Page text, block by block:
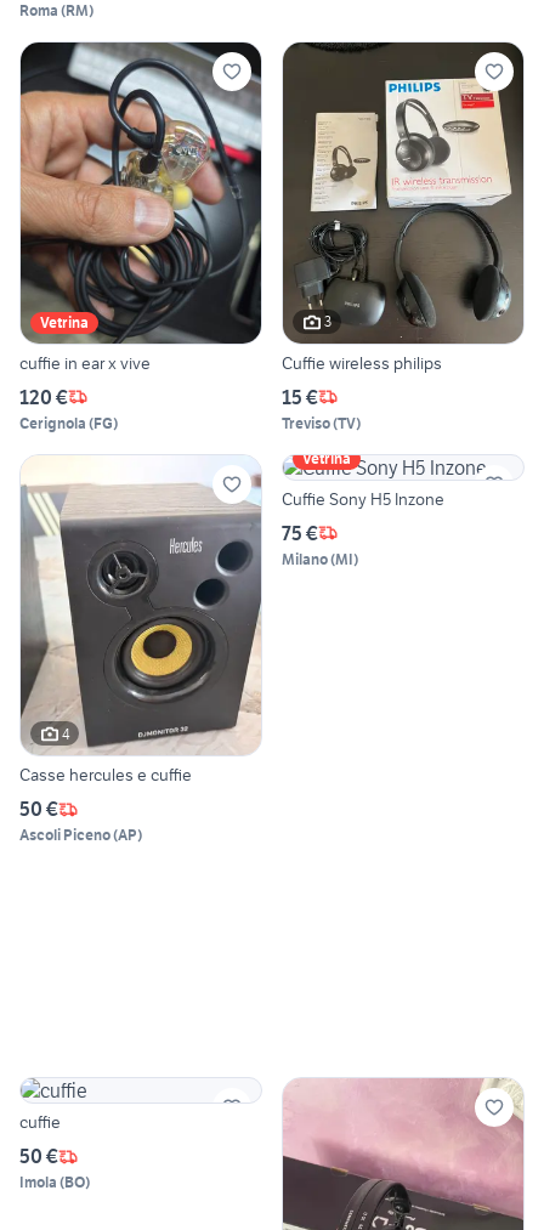
Roma (RM)
Vetrina
cuffie in ear x vive
120 €
Cerignola (FG)
3
Cuffie wireless philips
15 €
Treviso(TV)
4
Casse hercules e cuffie
50 €
Ascoli Piceno(AP)
Vetrina
Cuffie Sony H5 Inzone
75 €
Milano(MI)
cuffie
50 €
Imola (BO)